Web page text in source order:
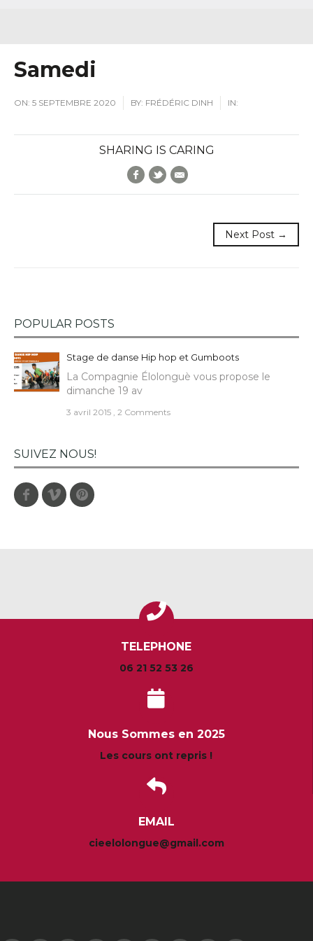
Samedi
ON: 5 SEPTEMBRE 2020 BY: FRÉDÉRIC DINH IN:
SHARING IS CARING
Facebook
TwitterE-Mail
Next Post →
POPULAR POSTS
Stage de danse Hip hop et Gumboots
La Compagnie Élolonguè vous propose le
dimanche 19 av
3 avril 2015 , 2 Comments
SUIVEZ NOUS!
Facebook
Vimeo
TELEPHONE
06 21 52 53 26
Nous Sommes en 2025
Les cours ont repris !
EMAIL
cieelolongue@gmail.com